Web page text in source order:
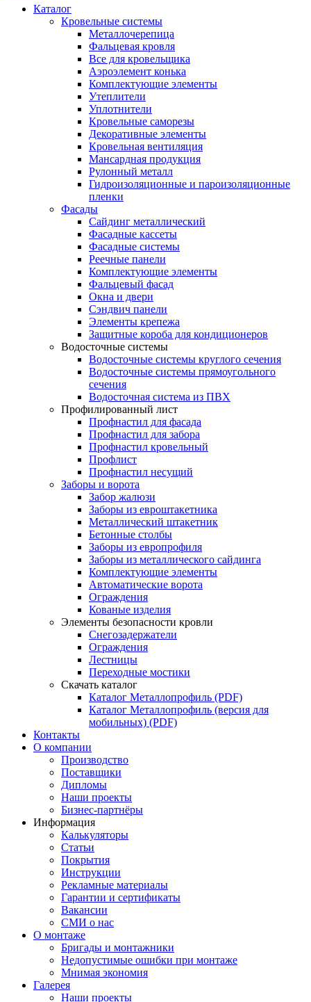
Каталог
Кровельные системы
Металлочерепица
Фальцевая кровля
Все для кровельщика
Аэроэлемент конька
Комплектующие элементы
Утеплители
Уплотнители
Кровельные саморезы
Декоративные элементы
Кровельная вентиляция
Мансардная продукция
Рулонный металл
Гидроизоляционные и пароизоляционные
пленки
Фасады
Сайдинг металлический
Фасадные кассеты
Фасадные системы
Реечные панели
Комплектующие элементы
Фальцевый фасад
Окна и двери
Сэндвич панели
Элементы крепежа
Защитные короба для кондиционеров
Водосточные системы
Водосточные системы круглого сечения
Водосточные системы прямоугольного
сечения
Водосточная система из ПВХ
Профилированный лист
Профнастил для фасада
Профнастил для забора
Профнастил кровельный
Профлист
Профнастил несущий
Заборы и ворота
Забор жалюзи
Заборы из евроштакетника
Металлический штакетник
Бетонные столбы
Заборы из европрофиля
Заборы из металлического сайдинга
Комплектующие элементы
Автоматические ворота
Ограждения
Кованые изделия
Элементы безопасности кровли
Снегозадержатели
Ограждения
Лестницы
Переходные мостики
Скачать каталог
Каталог Металлопрофиль (PDF)
Каталог Металлопрофиль (версия для
мобильных) (PDF)
Контакты
О компании
Производство
Поставщики
Дипломы
Наши проекты
Бизнес-партнёры
Информация
Калькуляторы
Статьи
Покрытия
Инструкции
Рекламные материалы
Гарантии и сертификаты
Вакансии
СМИ о нас
О монтаже
Бригады и монтажники
Недопустимые ошибки при монтаже
Мнимая экономия
Галерея
Наши проекты